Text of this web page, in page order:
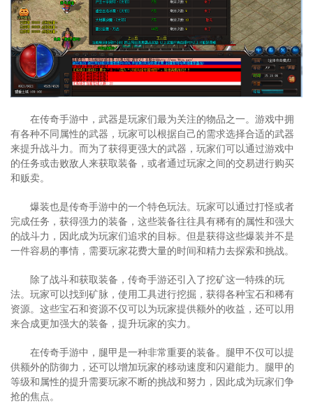
在传奇手游中，武器是玩家们最为关注的物品之一。游戏中拥
有各种不同属性的武器，玩家可以根据自己的需求选择合适的武器
来提升战斗力。而为了获得更强大的武器，玩家们可以通过游戏中
的任务或击败敌人来获取装备，或者通过玩家之间的交易进行购买
和贩卖。
爆装也是传奇手游中的一个特色玩法。玩家可以通过打怪或者
完成任务，获得强力的装备，这些装备往往具有稀有的属性和强大
的战斗力，因此成为玩家们追求的目标。但是获得这些爆装并不是
一件容易的事情，需要玩家花费大量的时间和精力去探索和挑战。
除了战斗和获取装备，传奇手游还引入了挖矿这一特殊的玩
法。玩家可以找到矿脉，使用工具进行挖掘，获得各种宝石和稀有
资源。这些宝石和资源不仅可以为玩家提供额外的收益，还可以用
来合成更加强大的装备，提升玩家的实力。
在传奇手游中，腿甲是一种非常重要的装备。腿甲不仅可以提
供额外的防御力，还可以增加玩家的移动速度和闪避能力。腿甲的
等级和属性的提升需要玩家不断的挑战和努力，因此成为玩家们争
抢的焦点。